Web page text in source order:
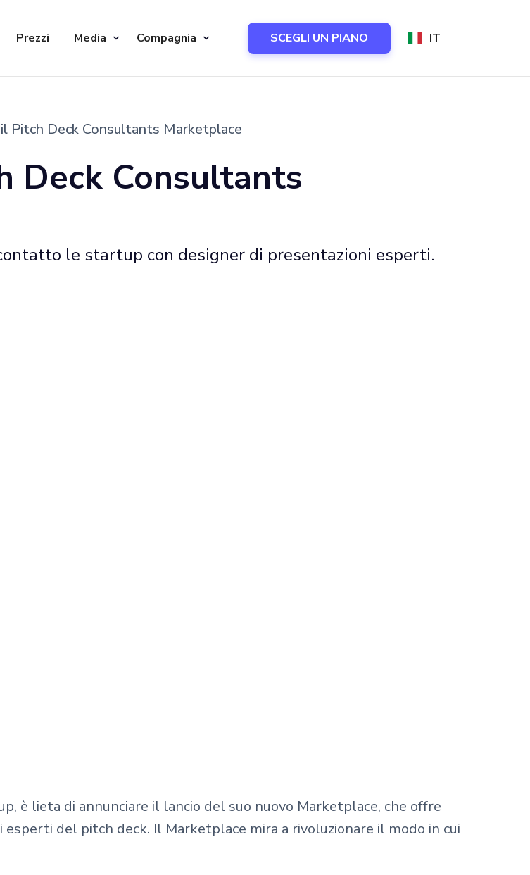
Prezzi Media Compagnia SCEGLI UN PIANO IT
Pitch Deck Consultants Marketplace
Deck Consultants
le startup con designer di presentazioni esperti.
è lieta di annunciare il lancio del suo nuovo Marketplace, che offre
del pitch deck. Il Marketplace mira a rivoluzionare il modo in cui